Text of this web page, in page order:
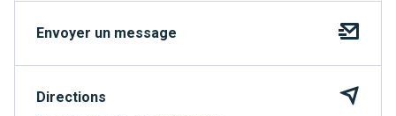
Envoyer un message
Directions